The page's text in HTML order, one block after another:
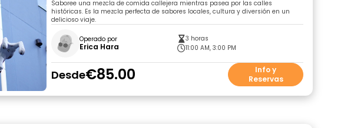
Saboree una mezcla de comida callejera mientras pasea por las calles
históricas. Es la mezcla perfecta de sabores locales, cultura y diversión en un
delicioso viaje.
Operado por
Erica Hara
3 horas
11:00 AM, 3:00 PM
Desde€85.00
Info y
Reservas